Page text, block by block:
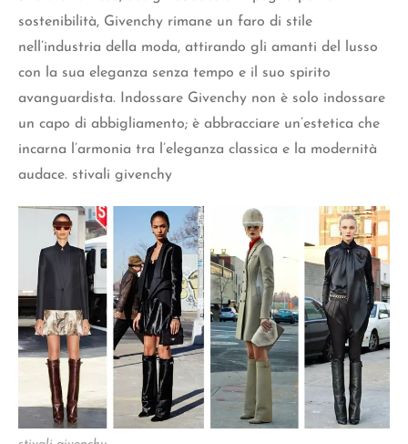
sostenibilità, Givenchy rimane un faro di stile
nell’industria della moda, attirando gli amanti del lusso
con la sua eleganza senza tempo e il suo spirito
avanguardista. Indossare Givenchy non è solo indossare
un capo di abbigliamento; è abbracciare un’estetica che
incarna l’armonia tra l’eleganza classica e la modernità
audace. stivali givenchy